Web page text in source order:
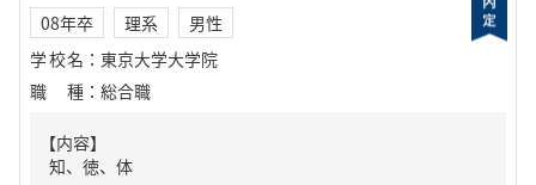
08年卒 理系
男性
学校名 ： 東京大学大学院
職種 ： 総合職
【内容】
知、徳、体